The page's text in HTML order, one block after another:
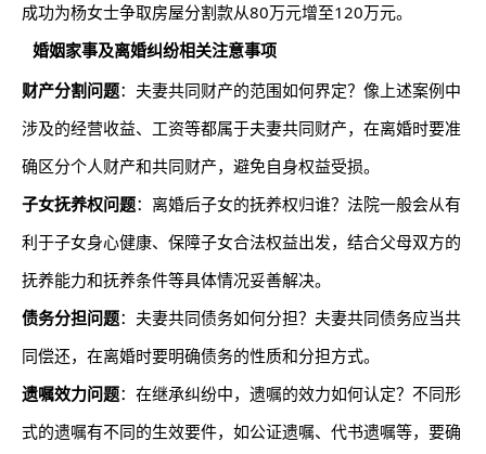
成功为杨女士争取房屋分割款从80万元增至120万元。
婚姻家事及离婚纠纷相关注意事项
财产分割问题：夫妻共同财产的范围如何界定？像上述案例中
涉及的经营收益、工资等都属于夫妻共同财产，在离婚时要准
确区分个人财产和共同财产，避免自身权益受损。
子女抚养权问题：离婚后子女的抚养权归谁？法院一般会从有
利于子女身心健康、保障子女合法权益出发，结合父母双方的
抚养能力和抚养条件等具体情况妥善解决。
债务分担问题：夫妻共同债务如何分担？夫妻共同债务应当共
同偿还，在离婚时要明确债务的性质和分担方式。
遗嘱效力问题：在继承纠纷中，遗嘱的效力如何认定？不同形
式的遗嘱有不同的生效要件，如公证遗嘱、代书遗嘱等，要确